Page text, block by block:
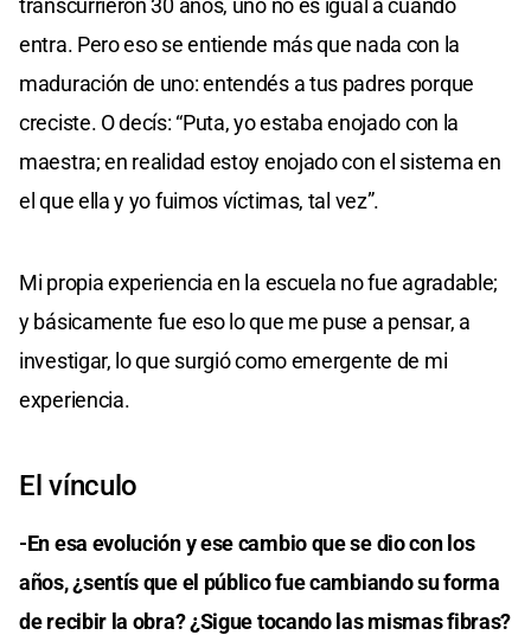
entra. Pero eso se entiende más que nada con la
maduración de uno: entendés a tus padres porque
creciste. O decís: “Puta, yo estaba enojado con la
maestra; en realidad estoy enojado con el sistema en
el que ella y yo fuimos víctimas, tal vez”.
Mi propia experiencia en la escuela no fue agradable;
y básicamente fue eso lo que me puse a pensar, a
investigar, lo que surgió como emergente de mi
experiencia.
El vínculo
-En esa evolución y ese cambio que se dio con los
años, ¿sentís que el público fue cambiando su forma
de recibir la obra? ¿Sigue tocando las mismas fibras?